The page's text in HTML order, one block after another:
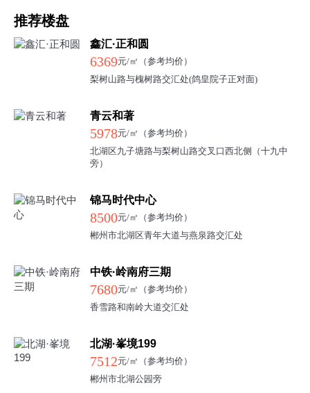
推荐楼盘
鑫汇·正和圆
6369元/㎡（参考均价）
梨树山路与槐树路交汇处(鸽皇院子正对面)
青云和著
5978元/㎡（参考均价）
北湖区九子塘路与梨树山路交叉口西北侧（十九中
旁）
锦马时代中心
8500元/㎡（参考均价）
郴州市北湖区青年大道与燕泉路交汇处
中铁·岭南府三期
7680元/㎡（参考均价）
香雪路和南岭大道交汇处
北湖·峯境199
7512元/㎡（参考均价）
郴州市北湖公园旁